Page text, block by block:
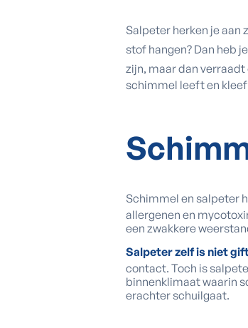
Salpeter herken je aan
stof hangen? Dan heb
zijn, maar dan
schimmel leeft en
Schimmel en salpeter
allergenen en
een zwakkere
Salpeter zelf is niet
contact. Toch is
binnenklimaat waarin
erachter schuilgaat.